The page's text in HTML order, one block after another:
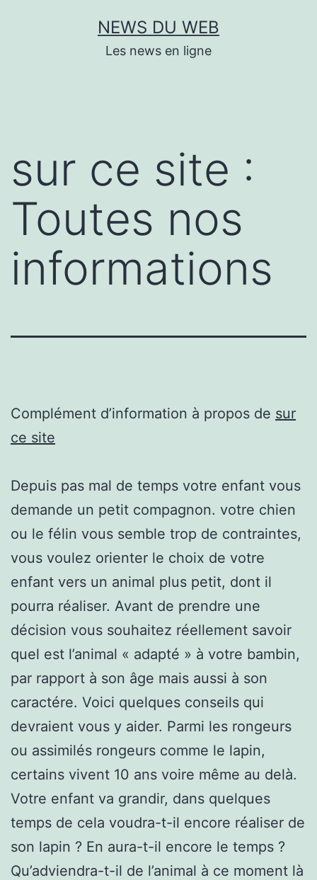
NEWS DU WEB
Les news en ligne
sur ce site :
Toutes nos
informations
Complément d’information à propos de sur
ce site
Depuis pas mal de temps votre enfant vous
demande un petit compagnon. votre chien
ou le félin vous semble trop de contraintes,
vous voulez orienter le choix de votre
enfant vers un animal plus petit, dont il
pourra réaliser. Avant de prendre une
décision vous souhaitez réellement savoir
quel est l’animal « adapté » à votre bambin,
par rapport à son âge mais aussi à son
caractére. Voici quelques conseils qui
devraient vous y aider. Parmi les rongeurs
ou assimilés rongeurs comme le lapin,
certains vivent 10 ans voire même au delà.
Votre enfant va grandir, dans quelques
temps de cela voudra-t-il encore réaliser de
son lapin ? En aura-t-il encore le temps ?
Qu’adviendra-t-il de l’animal à ce moment là